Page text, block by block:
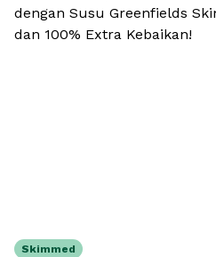
Skimmed